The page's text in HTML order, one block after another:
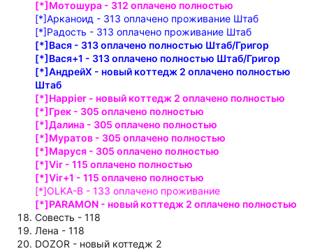
[*]Мотошура - 312 оплачено полностью
[*]Арканоид - 313 оплачено проживание Штаб
[*]Радость - 313 оплачено проживание Штаб
[*]Вася - 313 оплачено полностью Штаб/Григор
[*]Вася+1 - 313 оплачено полностью Штаб/Григор
[*]АндрейХ - новый коттедж 2 оплачено полностью
Штаб
[*]Happier - новый коттедж 2 оплачено полностью
[*]Грек - 305 оплачено полностью
[*]Далина - 305 оплачено полностью
[*]Муратов - 305 оплачено полностью
[*]Маруся - 305 оплачено полностью
[*]Vir - 115 оплачено полностью
[*]Vir+1 - 115 оплачено полностью
[*]OLKA-B - 133 оплачено проживание
[*]PARAMON - новый коттедж 2 оплачено полностью
Совесть - 118
Лена - 118
DOZOR - новый коттедж 2